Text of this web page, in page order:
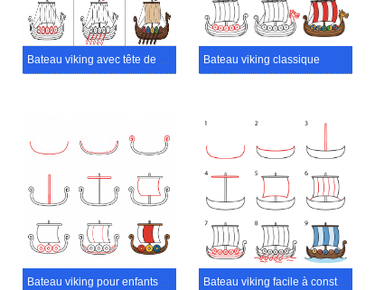
Bateau viking avec tête de dragon Bateau viking classique
Bateau viking pour enfants image Bateau viking facile à construire